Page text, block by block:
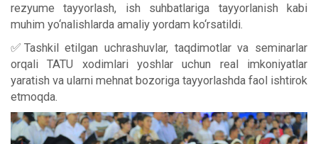
rezyume tayyorlash, ish suhbatlariga tayyorlanish kabi
muhim yo‘nalishlarda amaliy yordam ko‘rsatildi.
✅Tashkil etilgan uchrashuvlar, taqdimotlar va seminarlar
orqali TATU xodimlari yoshlar uchun real imkoniyatlar
yaratish va ularni mehnat bozoriga tayyorlashda faol ishtirok
etmoqda.